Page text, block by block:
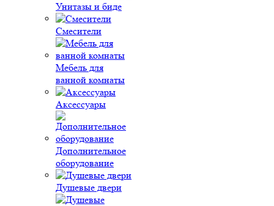
Унитазы и биде
Смесители
Мебель для
ванной комнаты
Аксессуары
Дополнительное
оборудование
Душевые двери